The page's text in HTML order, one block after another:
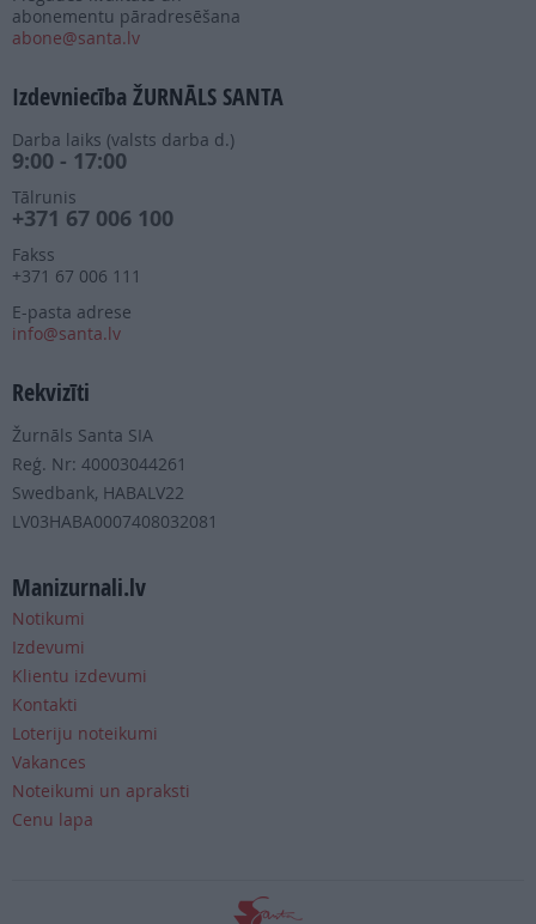
abonementu pāradresēšana
abone@santa.lv
Izdevniecība ŽURNĀLS SANTA
Darba laiks (valsts darba d.)
9:00 - 17:00
Tālrunis
+371 67 006 100
Fakss
+371 67 006 111
E-pasta adrese
info@santa.lv
Rekvizīti
Žurnāls Santa SIA
Reģ. Nr: 40003044261
Swedbank, HABALV22
LV03HABA0007408032081
Manizurnali.lv
Notikumi
Izdevumi
Klientu izdevumi
Kontakti
Loteriju noteikumi
Vakances
Noteikumi un apraksti
Cenu lapa